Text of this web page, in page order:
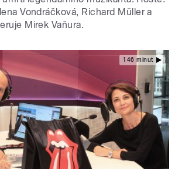
Vondráčková, Richard Müller a
Mirek Vaňura.
146 minut